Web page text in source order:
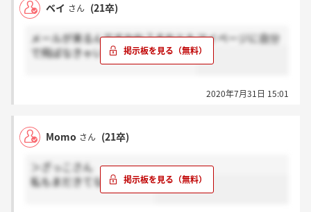
ベイ さん (21卒)
メールが来るんですかね？それともマイページに自分
で飛ばなきゃいけないんですかね？
2020年7月31日 15:01
Momo さん (21卒)
＞ざっこさん
私もまだきてないです、、